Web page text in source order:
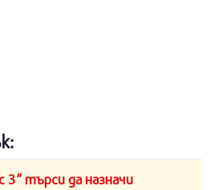
3“ търси да назначи